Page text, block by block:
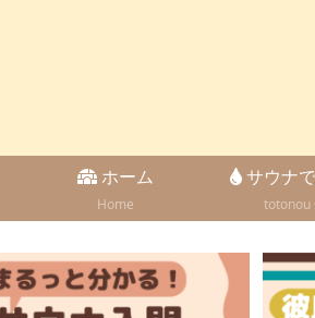
ホーム
Home
サウナ
totonou